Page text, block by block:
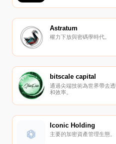
Astratum
權力下放與密碼學時代。
bitscale capital
通過尖端技術為世界帶去
和效率。
Iconic Holding
主要的加密資產管理生態。